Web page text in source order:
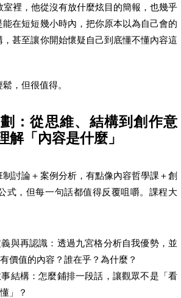
室裡，他從沒有放什麼炫目的簡報，也幾乎
在短短幾小時內，把你原本以為自己會的
甚至讓你開始懷疑自己到底懂不懂內容這
，但很值得。
：從思維、結構到創作意
解「內容是什麼」
討論＋案例分析，有點像內容哲學課＋創
式，但每一句話都值得反覆咀嚼。課程大
與再認識：透過九宮格分析自我優勢，並
價值的內容？誰在乎？為什麼？
結構：怎麼鋪排一段話，讓觀眾不是「看
」？